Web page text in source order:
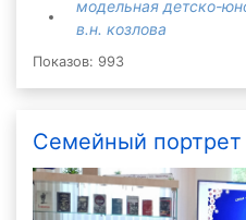
модельная детско-
в.н. козлова
Показов: 993
Семейный